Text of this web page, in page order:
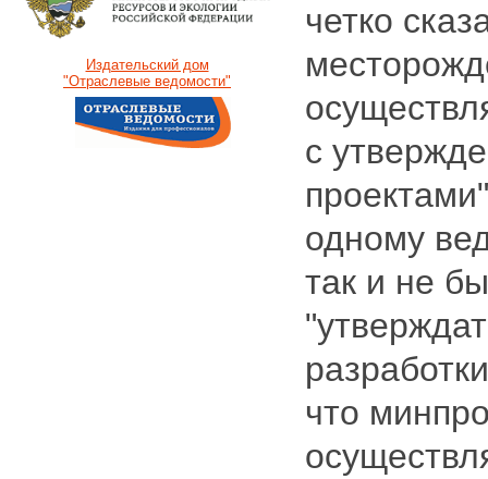
Издательский дом
"Отраслевые ведомости"
четко
с
одному
так и не
что